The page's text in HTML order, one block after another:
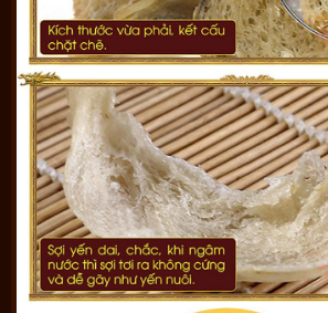
Lưu ý:
– Sản phẩm không phải là thuốc không có
thuốc chữa bệnh.
– Tác dụng của sản phẩm có thể thay đổi
địa của mỗi người.
Ảnh chi tiết sản phẩm: